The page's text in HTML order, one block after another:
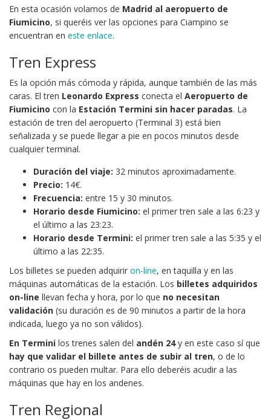
En esta ocasión volamos de Madrid al aeropuerto de
Fiumicino, si queréis ver las opciones para Ciampino se
encuentran en este enlace.
Tren Express
Es la opción más cómoda y rápida, aunque también de las más
caras. El tren Leonardo Express conecta el Aeropuerto de
Fiumicino con la Estación Termini sin hacer paradas. La
estación de tren del aeropuerto (Terminal 3) está bien
señalizada y se puede llegar a pie en pocos minutos desde
cualquier terminal.
Duración del viaje: 32 minutos aproximadamente.
Precio: 14€.
Frecuencia: entre 15 y 30 minutos.
Horario desde Fiumicino: el primer tren sale a las 6:23 y
el último a las 23:23.
Horario desde Termini: el primer tren sale a las 5:35 y el
último a las 22:35.
Los billetes se pueden adquirir on-line, en taquilla y en las
máquinas automáticas de la estación. Los billetes adquiridos
on-line llevan fecha y hora, por lo que no necesitan
validación (su duración es de 90 minutos a partir de la hora
indicada, luego ya no son válidos).
En Termini los trenes salen del andén 24y en este caso sí que
hay que validar el billete antes de subir al tren, o de lo
contrario os pueden multar. Para ello deberéis acudir a las
máquinas que hay en los andenes.
Tren Regional